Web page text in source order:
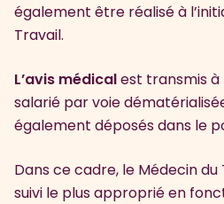
également être réalisé à
Travail.
L’avis médicalest transmis à
salarié par voie
également déposés dans le
Dans ce cadre, le Médecin
suivi le plus approprié en